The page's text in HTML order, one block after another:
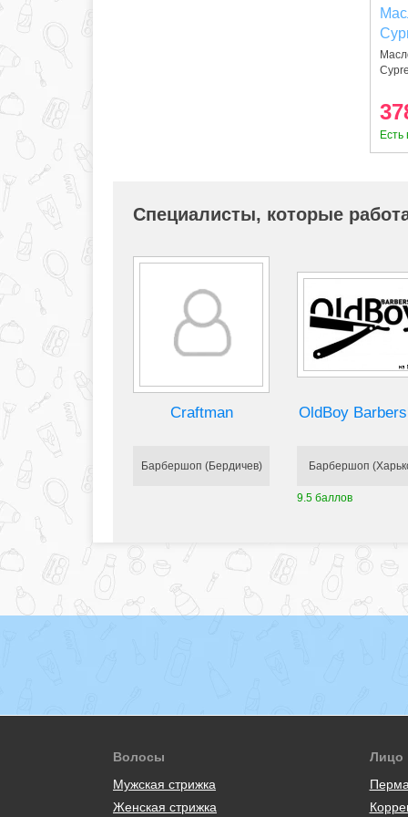
мл
Есть
Специалисты, которые
Craftman
Барбершоп (Бердичев)
OldBoy
Барбершоп
9.5 баллов
Волосы
Мужская стрижка
Женская стрижка
Лицо